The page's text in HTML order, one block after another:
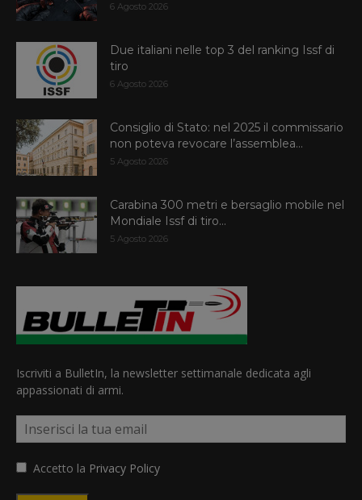
6 Agosto 2026
Due italiani nelle top 3 del ranking Issf di
tiro
6 Agosto 2026
Consiglio di Stato: nel 2025 il commissario
non poteva revocare l’assemblea...
5 Agosto 2026
Carabina 300 metri e bersaglio mobile nel
Mondiale Issf di tiro...
5 Agosto 2026
Iscriviti a BulletIn, la newsletter settimanale dedicata agli
appassionati di armi.
Accetto la Privacy Policy